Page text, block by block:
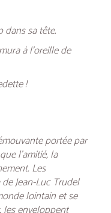
dans sa tête.
à l’oreille de
!
portée par
l’amitié, la
Les
Jean-Luc Trudel
lointain et se